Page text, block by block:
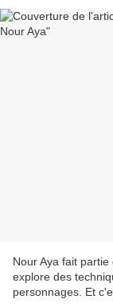
Nour Aya fait
explore des
personnages. Et